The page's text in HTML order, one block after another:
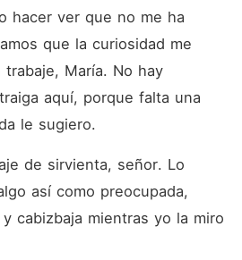
hacer ver que no me ha
que la curiosidad me
María. No hay
aquí, porque falta una
le sugiero.
de sirvienta, señor. Lo
así como preocupada,
cabizbaja mientras yo la miro